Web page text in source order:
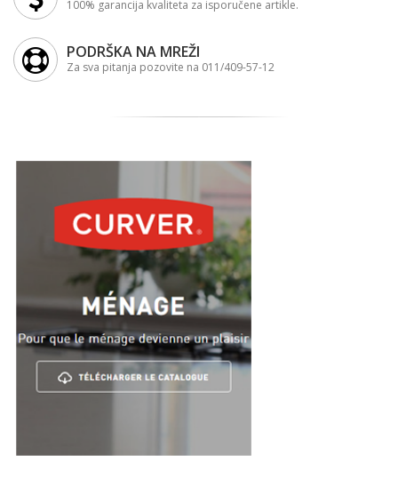
100% garancija kvaliteta za isporučene artikle.
PODRŠKA NA MREŽI
Za sva pitanja pozovite na 011/409-57-12